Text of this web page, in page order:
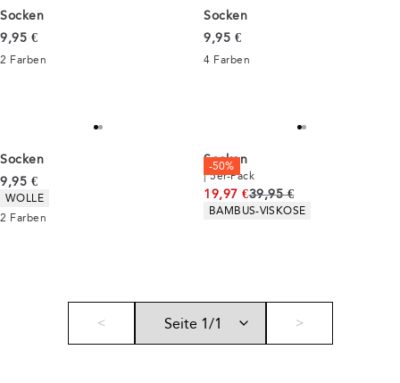
Socken
Preis
9,95 €
2 Farben
Socken
Preis
9,95 €
4 Farben
Socken
Preis
9,95 €
Produkteigenschaften
WOLLE
2 Farben
-50%
Socken
| 5er-Pack
19,97 €Ursprünglicher Preis
39,95 €
Produkteigenschaften
BAMBUS-VISKOSE